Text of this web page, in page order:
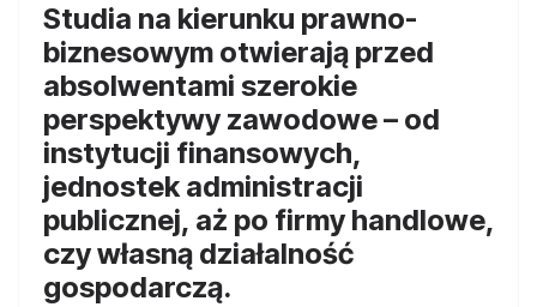
Studia na kierunku prawno-
biznesowym otwierają przed
absolwentami szerokie
perspektywy zawodowe – od
instytucji finansowych,
jednostek administracji
publicznej, aż po firmy handlowe,
czy własną działalność
gospodarczą.